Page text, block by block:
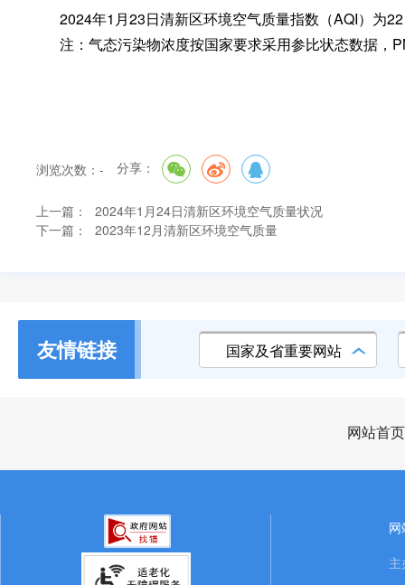
2024年1月23日清新区环境空气质量指数（AQI）为22
注：气态污染物浓度按国家要求采用参比状态数据 ，
浏览次数： - 分享：
上一篇：
2024年1月24日清新区环境空气质量状况
下一篇：
2023年12月清新区环境空气质量
友情链接 国家及省重要网站
网站首页